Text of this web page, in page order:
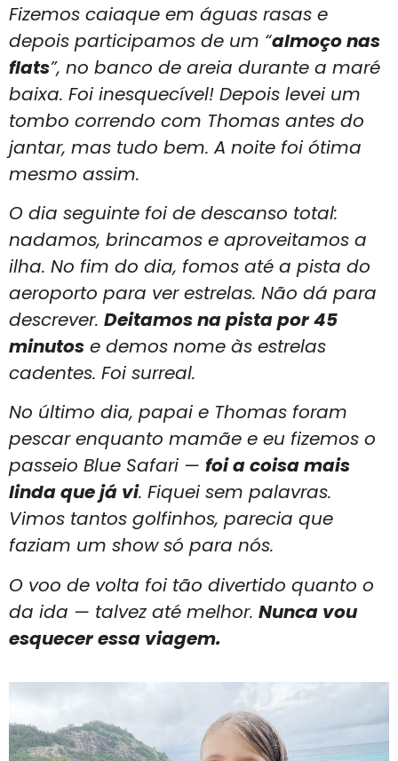
Fizemos caiaque em águas rasas e
depois participamos de um “almoço nas
flats”, no banco de areia durante a maré
baixa. Foi inesquecível! Depois levei um
tombo correndo com Thomas antes do
jantar, mas tudo bem. A noite foi ótima
mesmo assim.
O dia seguinte foi de descanso total:
nadamos, brincamos e aproveitamos a
ilha. No fim do dia, fomos até a pista do
aeroporto para ver estrelas. Não dá para
descrever. Deitamos na pista por 45
minutos e demos nome às estrelas
cadentes. Foi surreal.
No último dia, papai e Thomas foram
pescar enquanto mamãe e eu fizemos o
passeio Blue Safari — foi a coisa mais
linda que já vi. Fiquei sem palavras.
Vimos tantos golfinhos, parecia que
faziam um show só para nós.
O voo de volta foi tão divertido quanto o
da ida — talvez até melhor. Nunca vou
esquecer essa viagem.